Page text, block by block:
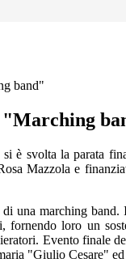
band"
è svolta la parata
Mazzola e
una marching
loro un
Evento finale
"Giulio Cesare"